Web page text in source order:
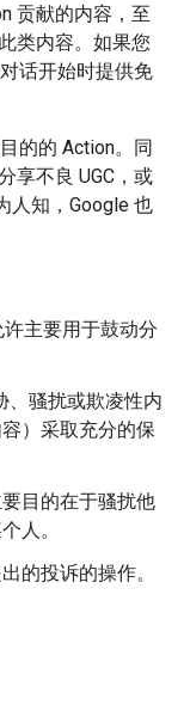
贡献的内容，至
类内容。如果您
话开始时提供免
的的 Action。同
享不良 UGC，或
人知，Google 也
主要用于鼓动分
、骚扰或欺凌性内
）采取充分的保
目的在于骚扰他
人。
的投诉的操作。